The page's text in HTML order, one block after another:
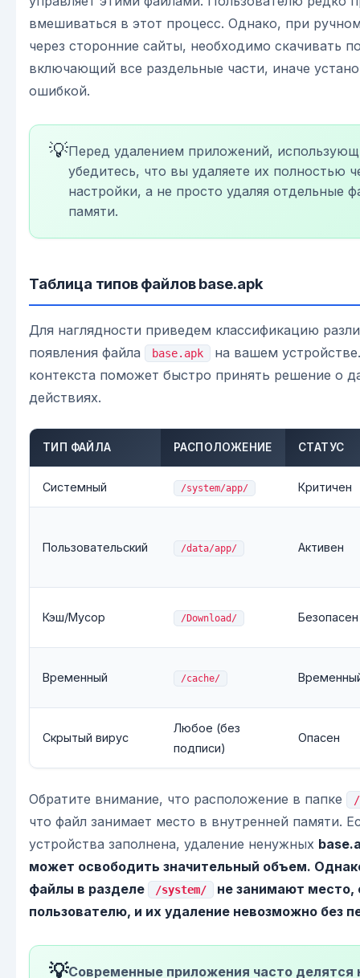
вмешиваться в этот процесс. Однако, при
через сторонние сайты, необходимо скачивать
включающий все раздельные части, иначе
ошибкой.
💡Перед удалением приложений,
убедитесь, что вы удаляете их полностью
настройки, а не просто удаляя отдельные
памяти.
Таблица типов файлов base.apk
Для наглядности приведем классификацию
появления файла
base.apk
на вашем
контекста поможет быстро принять решение о
действиях.
ТИП ФАЙЛА РАСПОЛОЖЕНИЕ СТАТУС
Системный /system/app/ Критичен
Пользовательский /data/app/ Активен
Кэш/Мусор /Download/ Безопасен
Временный /cache/
Скрытый вирус
Любое (без
подписи)
Опасен
Обратите внимание, что расположение в папке
что файл занимает место в внутренней памяти.
устройства заполнена, удаление ненужных
может освободить значительный объем.
файлы в разделе
/system/
не занимают место,
пользователю, и их удаление невозможно без
💡Современные приложения часто делятся